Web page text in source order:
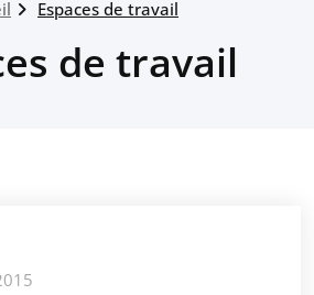
Espaces de travail
de travail